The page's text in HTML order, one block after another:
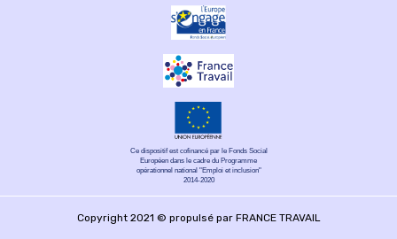
Ce dispositif est cofinancé par le Fonds Social
Européen dans le cadre du Programme
opérationnel national "Emploi et inclusion"
2014-2020
Copyright 2021 © propulsé par FRANCE TRAVAIL